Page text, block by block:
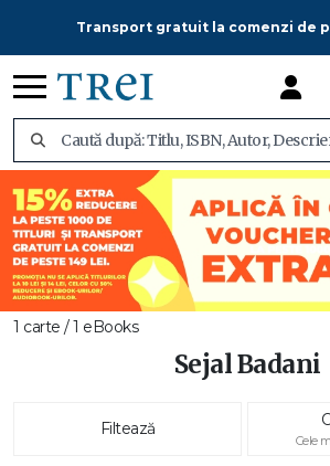
Transport gratuit la comenzi de
1 carte / 1 eBooks
Sejal Badani
Filtează
Cele